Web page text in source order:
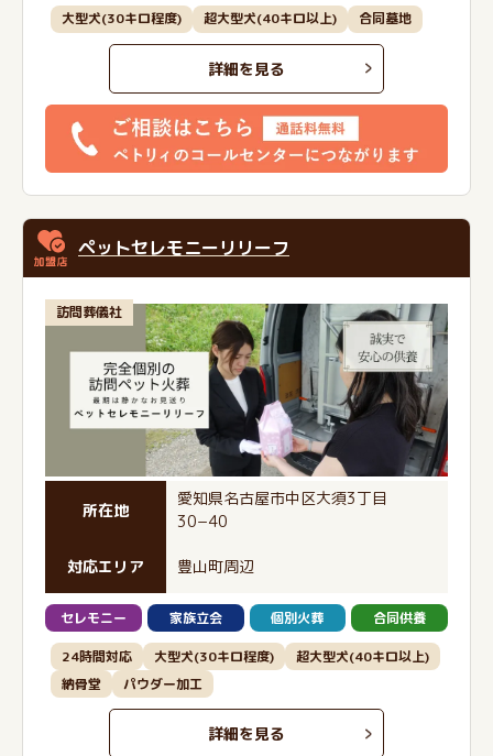
大型犬(30キロ程度) 超大型犬(40キロ以上) 合同墓地
詳細を見る
ペットセレモニーリリーフ
訪問葬儀社
所在地
愛知県名古屋市中区大須3丁目
30−40
対応エリア 豊山町周辺
セレモニー 家族立会 個別火葬 合同供養
24時間対応 大型犬(30キロ程度)
超大型犬(40キロ以上)
納骨堂
パウダー加工
詳細を見る